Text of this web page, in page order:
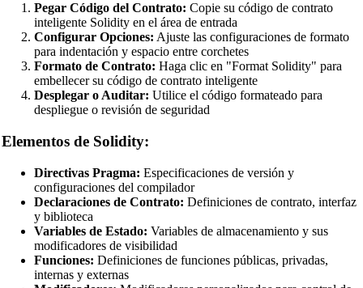
MongoDB Query Beautifier
Nginx Config Beautifier
Apache Config Beautifier
Python Beautifier
Java Code Beautifier
PHP Beautifier
Swift Code Beautifier
Dart Code Beautifier
INI Beautifier
CSV Beautifier
Redis Command Beautifier
Pegar Código del Contrato: Copie su código de contrato
inteligente Solidity en el área de entrada
Configurar Opciones: Ajuste las configuraciones de formato
para indentación y espacio entre corchetes
Formato de Contrato: Haga clic en "Format Solidity" para
embellecer su código de contrato inteligente
Desplegar o Auditar: Utilice el código formateado para
despliegue o revisión de seguridad
Elementos de Solidity:
Directivas Pragma: Especificaciones de versión y
configuraciones del compilador
Declaraciones de Contrato: Definiciones de contrato, interfaz
y biblioteca
Variables de Estado: Variables de almacenamiento y sus
modificadores de visibilidad
Funciones: Definiciones de funciones públicas, privadas,
internas y externas